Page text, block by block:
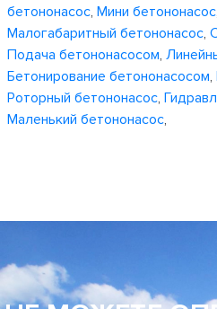
бетононасос, Мини бетононасос,
Малогабаритный бетононасос,
Подача бетононасосом,
Бетонирование бетононасосом,
Роторный бетононасос,
Маленький бетононасос,